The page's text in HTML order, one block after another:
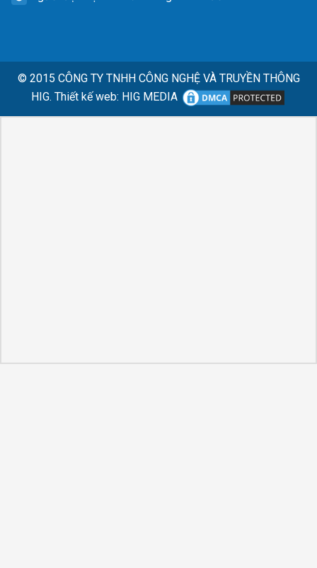
© 2015 CÔNG TY TNHH CÔNG NGHỆ VÀ TRUYỀN THÔNG
HIG. Thiết kế web: HIG MEDIA